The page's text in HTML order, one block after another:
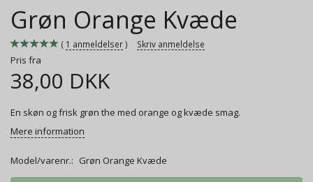
Grøn Orange Kvæde
1 anmeldelser Skriv anmeldelse
Pris fra
38,00 DKK
En skøn og frisk grøn the med orange og kvæde smag.
Mere information
Model/varenr.: Grøn Orange Kvæde